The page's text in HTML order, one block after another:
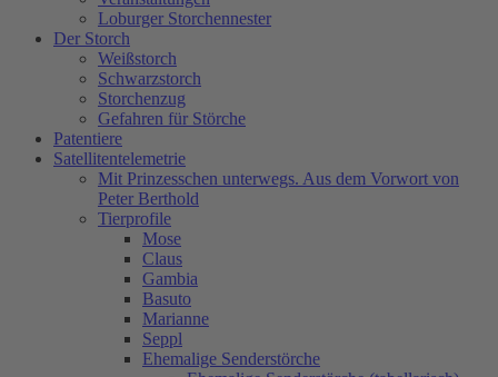
Loburger Storchennester
Der Storch
Weißstorch
Schwarzstorch
Storchenzug
Gefahren für Störche
Patentiere
Satellitentelemetrie
Mit Prinzesschen unterwegs. Aus dem Vorwort von
Peter Berthold
Tierprofile
Mose
Claus
Gambia
Basuto
Marianne
Seppl
Ehemalige Senderstörche